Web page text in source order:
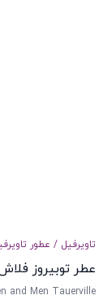
تاويرفيل / عطور
عطر توبيروز
and Men Tauerville